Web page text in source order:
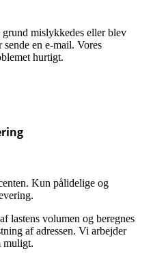
mislykkedes eller blev
en e-mail. Vores
hurtigt.
Kun pålidelige og
lastens volumen og beregnes
af adressen. Vi arbejder
muligt.